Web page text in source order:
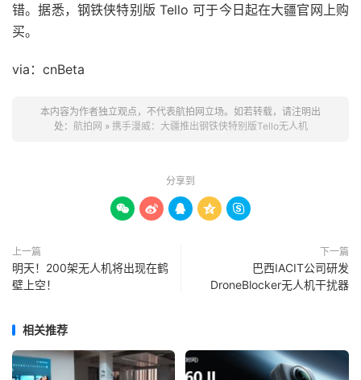
错。据悉，钢铁侠特别版 Tello 可于今日起在大疆官网上购
买。
via：cnBeta
本内容为作者独立观点，不代表航拍网立场。如若转载，请注明出
处： 航拍网 » 携手漫威：大疆推出钢铁侠特别版Tello无人机
分享到
    
上一篇
明天！200架无人机将出现在鹤
壁上空！
下一篇
巴西IACIT公司研发
DroneBlocker无人机干扰器
相关推荐